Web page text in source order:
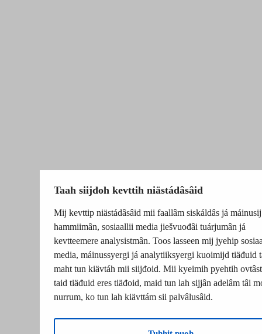
Taah siijđoh kevttih niästádâsâid
Mij kevttip niästádâsâid mii faallâm siskáldâs já máinusij
hammiimân, sosiaallii media jiešvuođâi tuárjumân já
kevtteemere analysistmân. Toos lasseen mij jyehip
media, máinussyergi já analytiiksyergi kuoimijd tiäđuid
maht tun kiävtáh mii siijđoid. Mii kyeimih pyehtih
taid tiäđuid eres tiäđoid, maid tun lah sijjân adelâm tâi
nurrum, ko tun lah kiävttám sii palvâlusâid.